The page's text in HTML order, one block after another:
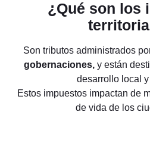
¿Qué son los
Son tributos administrados
gobernaciones,y están
desarrollo local
Estos impuestos impactan de
de vida de los